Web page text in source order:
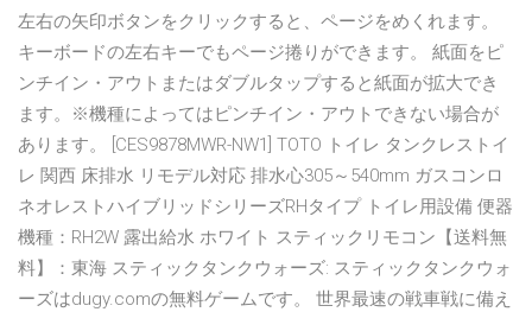
左右の矢印ボタンをクリックすると、ページをめくれます。
キーボードの左右キーでもページ捲りができます。 紙面をピ
ンチイン・アウトまたはダブルタップすると紙面が拡大でき
ます。※機種によってはピンチイン・アウトできない場合が
あります。 [CES9878MWR-NW1] TOTO トイレ タンクレストイ
レ 関西 床排水 リモデル対応 排水心305～540mm ガスコンロ
ネオレストハイブリッドシリーズRHタイプ トイレ用設備 便器
機種：RH2W 露出給水 ホワイト スティックリモコン【送料無
料】：東海 スティックタンクウォーズ: スティックタンクウォ
ーズはdugy.comの無料ゲームです。 世界最速の戦車戦に備え